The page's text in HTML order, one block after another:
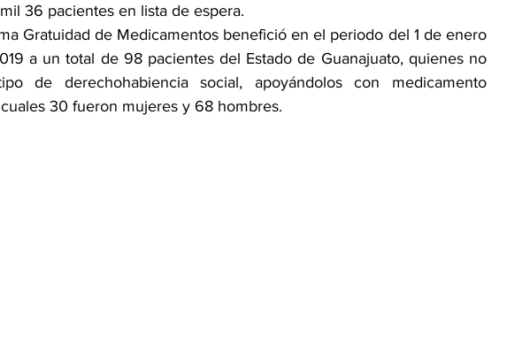
36 pacientes en lista de espera.
Gratuidad de Medicamentos benefició en el periodo del 1 de enero
a un total de 98 pacientes del Estado de Guanajuato, quienes no
de derechohabiencia social, apoyándolos con medicamento
30 fueron mujeres y 68 hombres.